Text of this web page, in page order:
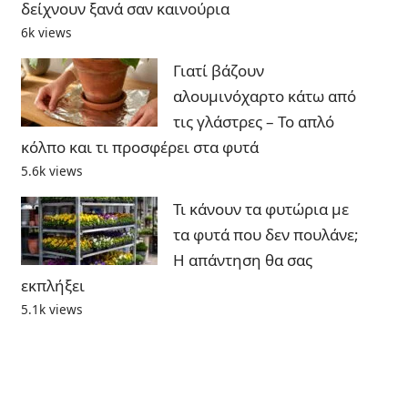
δείχνουν ξανά σαν καινούρια
6k views
Γιατί βάζουν
αλουμινόχαρτο κάτω από
τις γλάστρες – Το απλό
κόλπο και τι προσφέρει στα φυτά
5.6k views
Τι κάνουν τα φυτώρια με
τα φυτά που δεν πουλάνε;
Η απάντηση θα σας
εκπλήξει
5.1k views